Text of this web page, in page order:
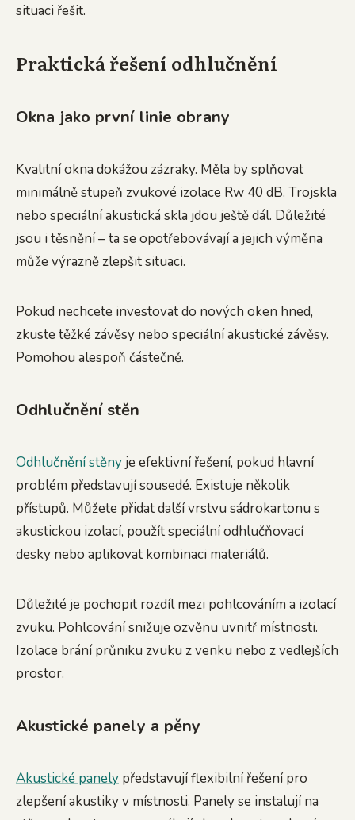
situaci řešit.
Praktická řešení odhlučnění
Okna jako první linie obrany
Kvalitní okna dokážou zázraky. Měla by splňovat
minimálně stupeň zvukové izolace Rw 40 dB. Trojskla
nebo speciální akustická skla jdou ještě dál. Důležité
jsou i těsnění – ta se opotřebovávají a jejich výměna
může výrazně zlepšit situaci.
Pokud nechcete investovat do nových oken hned,
zkuste těžké závěsy nebo speciální akustické závěsy.
Pomohou alespoň částečně.
Odhlučnění stěn
Odhlučnění stěny je efektivní řešení, pokud hlavní
problém představují sousedé. Existuje několik
přístupů. Můžete přidat další vrstvu sádrokartonu s
akustickou izolací, použít speciální odhlučňovací
desky nebo aplikovat kombinaci materiálů.
Důležité je pochopit rozdíl mezi pohlcováním a izolací
zvuku. Pohlcování snižuje ozvěnu uvnitř místnosti.
Izolace brání průniku zvuku z venku nebo z vedlejších
prostor.
Akustické panely a pěny
Akustické panely představují flexibilní řešení pro
zlepšení akustiky v místnosti. Panely se instalují na